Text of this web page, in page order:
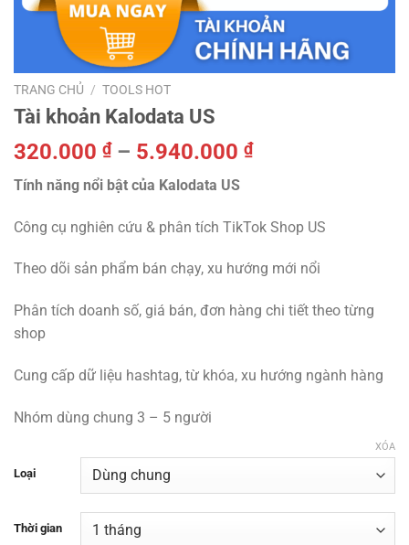
TRANG CHỦ / TOOLS HOT
Tài khoản Kalodata US
320.000 ₫ – 5.940.000 ₫Khoảng
320.000 ₫
đến
5.940.000 ₫
Tính năng nổi bật của Kalodata US
Công cụ nghiên cứu & phân tích TikTok Shop US
Theo dõi sản phẩm bán chạy, xu hướng mới nổi
Phân tích doanh số, giá bán, đơn hàng chi tiết theo từng
shop
Cung cấp dữ liệu hashtag, từ khóa, xu hướng ngành hàng
Nhóm dùng chung 3 – 5 người
Loại
Thời gian
XÓA